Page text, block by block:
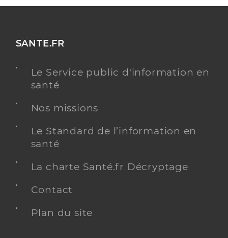
SANTE.FR
Le Service public d'information en
santé
Nos missions
Le Standard de l’information en
santé
La charte Santé.fr Décryptage
Contact
Plan du site